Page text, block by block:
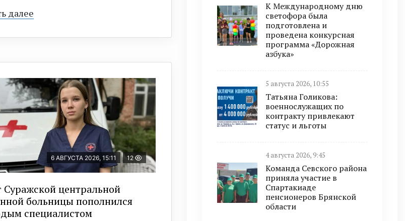
далее
6 АВГУСТА 2026, 15:11 12
центральной
больницы пополнился
специалистом
К Международному дню
светофора была
подготовлена и
проведена конкурсная
программа «Дорожная
азбука»
5 августа 2026, 10:55
Татьяна Голикова:
военнослужащих по
контракту привлекают
статус и льготы
4 августа 2026, 9:45
Команда Севского района
приняла участие в
Спартакиаде
пенсионеров Брянской
области